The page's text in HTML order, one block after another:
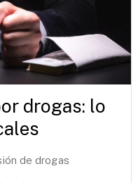
drogas: lo
de drogas